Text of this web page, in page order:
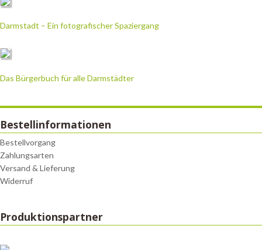
Darmstadt – Ein fotografischer Spaziergang
Das Bürgerbuch für alle Darmstädter
Bestellinformationen
Bestellvorgang
Zahlungsarten
Versand & Lieferung
Widerruf
Produktionspartner